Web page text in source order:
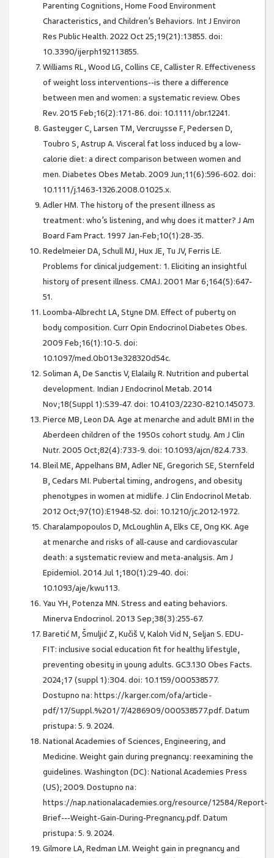
Parenting Cognitions, Home Food Environment
Characteristics, and Children’s Behaviors. Int J Environ
Res Public Health. 2022 Oct 25;19(21):13855. doi:
10.3390/ijerph192113855.
Williams RL, Wood LG, Collins CE, Callister R. Effectiveness
of weight loss interventions--is there a difference
between men and women: a systematic review. Obes
Rev. 2015 Feb;16(2):171-86. doi: 10.1111/obr.12241.
Gasteyger C, Larsen TM, Vercruysse F, Pedersen D,
Toubro S, Astrup A. Visceral fat loss induced by a low-
calorie diet: a direct comparison between women and
men. Diabetes Obes Metab. 2009 Jun;11(6):596-602. doi:
10.1111/j.1463-1326.2008.01025.x.
Adler HM. The history of the present illness as
treatment: who’s listening, and why does it matter? J Am
Board Fam Pract. 1997 Jan-Feb;10(1):28-35.
Redelmeier DA, Schull MJ, Hux JE, Tu JV, Ferris LE.
Problems for clinical judgement: 1. Eliciting an insightful
history of present illness. CMAJ. 2001 Mar 6;164(5):647-
51.
Loomba-Albrecht LA, Styne DM. Effect of puberty on
body composition. Curr Opin Endocrinol Diabetes Obes.
2009 Feb;16(1):10-5. doi:
10.1097/med.0b013e328320d54c.
Soliman A, De Sanctis V, Elalaily R. Nutrition and pubertal
development. Indian J Endocrinol Metab. 2014
Nov;18(Suppl 1):S39-47. doi: 10.4103/2230-8210.145073.
Pierce MB, Leon DA. Age at menarche and adult BMI in the
Aberdeen children of the 1950s cohort study. Am J Clin
Nutr. 2005 Oct;82(4):733-9. doi: 10.1093/ajcn/82.4.733.
Bleil ME, Appelhans BM, Adler NE, Gregorich SE, Sternfeld
B, Cedars MI. Pubertal timing, androgens, and obesity
phenotypes in women at midlife. J Clin Endocrinol Metab.
2012 Oct;97(10):E1948-52. doi: 10.1210/jc.2012-1972.
Charalampopoulos D, McLoughlin A, Elks CE, Ong KK. Age
at menarche and risks of all-cause and cardiovascular
death: a systematic review and meta-analysis. Am J
Epidemiol. 2014 Jul 1;180(1):29-40. doi:
10.1093/aje/kwu113.
Yau YH, Potenza MN. Stress and eating behaviors.
Minerva Endocrinol. 2013 Sep;38(3):255-67.
Baretić M, Šmuljić Z, Kučiš V, Kaloh Vid N, Seljan S. EDU-
FIT: inclusive social education fit for healthy lifestyle,
preventing obesity in young adults. GC3.130 Obes Facts.
2024;17 (suppl 1):304. doi: 10.1159/000538577.
Dostupno na: https://karger.com/ofa/article-
pdf/17/Suppl.%201/7/4286909/000538577.pdf. Datum
pristupa: 5. 9. 2024.
National Academies of Sciences, Engineering, and
Medicine. Weight gain during pregnancy: reexamining the
guidelines. Washington (DC): National Academies Press
(US); 2009. Dostupno na:
https://nap.nationalacademies.org/resource/12584/Report-
Brief---Weight-Gain-During-Pregnancy.pdf. Datum
pristupa: 5. 9. 2024.
Gilmore LA, Redman LM. Weight gain in pregnancy and